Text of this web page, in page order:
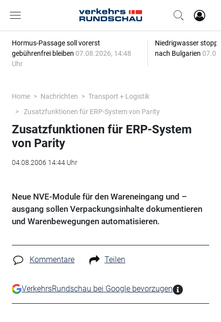
Hormus-Passage soll vorerst
gebührenfrei bleiben 07.08.2026, 14:48
Uhr
Niedrigwasser
nach Bulgarien
Home Nachrichten
Transport + Logistik
Zusatzfunktionen für ERP-System von Parity
Zusatzfunktionen für ERP-System
von Parity
04.08.2006 14:44 Uhr
Neue NVE-Module für den Wareneingang und –
ausgang sollen Verpackungsinhalte dokumentieren
und Warenbewegungen automatisieren.
Kommentare Teilen
VerkehrsRundschau bei Google bevorzugen